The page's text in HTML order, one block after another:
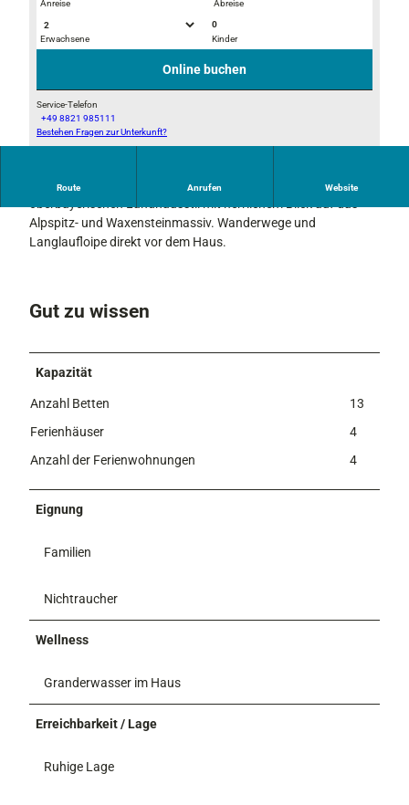
U
r
H
a
W
i
Anreise Abreise
Erwachsene
0
Kinder
Online buchen
Service-Telefon
+49 8821 985111
Bestehen Fragen zur Unterkunft?
Route Anrufen Website
In sehr ruhiger Lage steht unser Ferienhaus im
Alpspitz- und Waxensteinmassiv. Wanderwege und
Langlaufloipe direkt vor dem Haus.
Gut zu wissen
Kapazität
Anzahl Betten
13
Ferienhäuser
4
Anzahl der Ferienwohnungen
4
Eignung
Familien
Nichtraucher
Wellness
Granderwasser im Haus
Erreichbarkeit / Lage
Ruhige Lage